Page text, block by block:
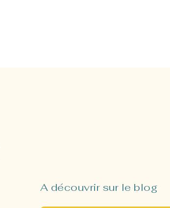
A découvrir sur le blog